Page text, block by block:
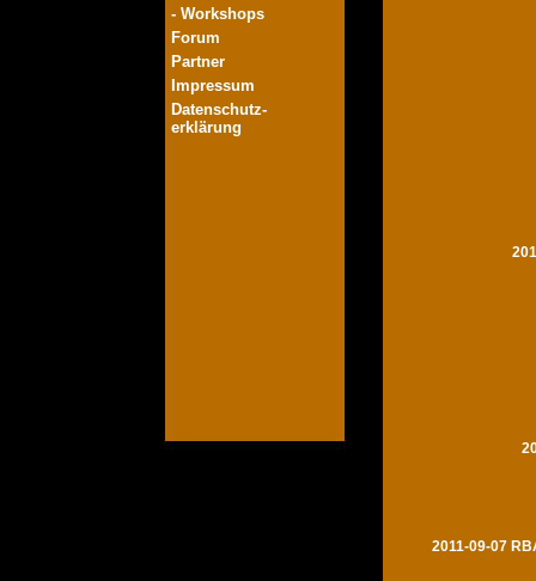
- Workshops
Forum
Partner
Impressum
Datenschutz-
erklärung
2011-09-07